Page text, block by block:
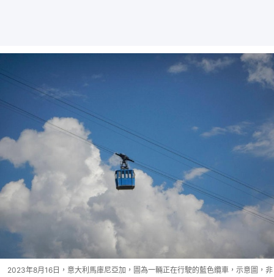
2023年8月16日，意大利馬庫尼亞加，圖為一輛正在行駛的藍色纜車，示意圖，非